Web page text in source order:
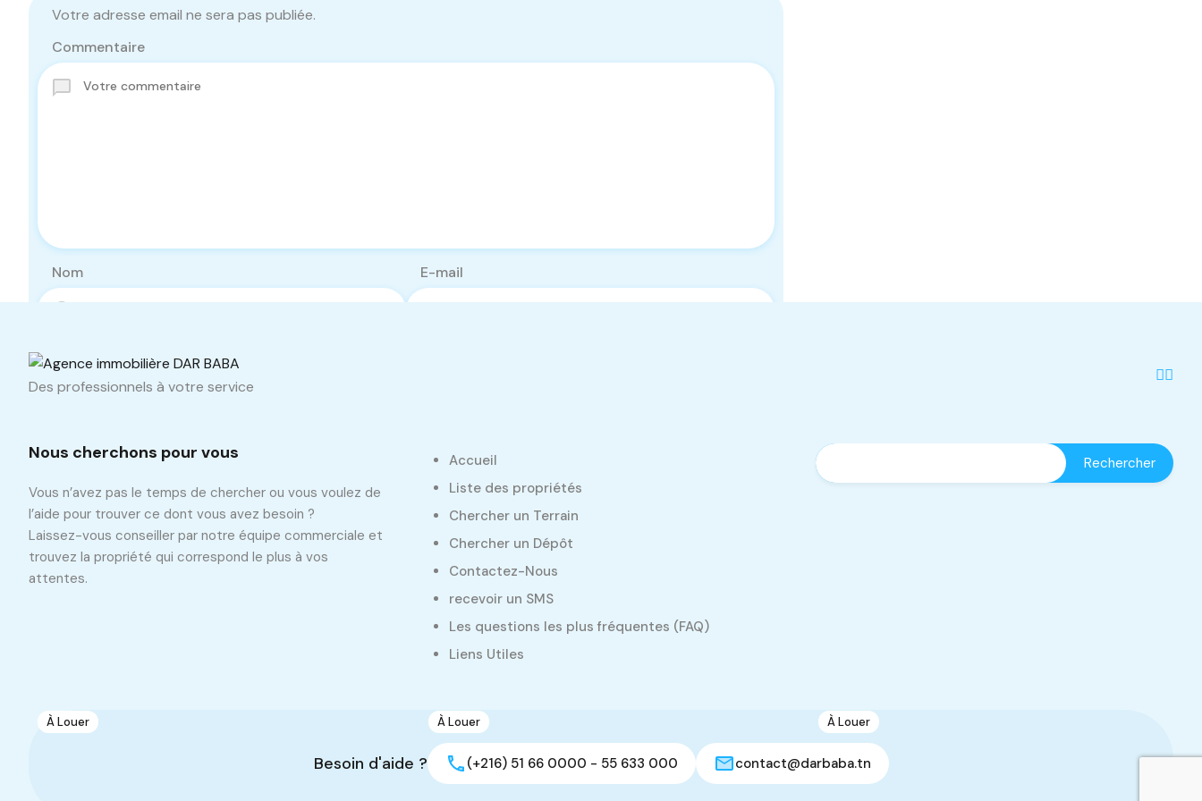
Votre adresse email ne sera pas publiée.
Commentaire
Nom E-mail
Téléphone
Même Statut (Vente/Location)
À Louer À Louer
Dépôt de 2400 m2
Manouba, Tunisie
À Louer
Dépôt de 750 m2
Manouba, Tunisie
Des professionnels à votre service
Nous cherchons pour vous
Vous n’avez pas le temps de chercher ou vous voulez de
l’aide pour trouver ce dont vous avez besoin ?
Laissez-vous conseiller par notre équipe commerciale et
trouvez la propriété qui correspond le plus à vos
attentes.
Accueil
Liste des propriétés
Chercher un Terrain
Chercher un Dépôt
Contactez-Nous
recevoir un SMS
Les questions les plus fréquentes (FAQ)
Liens Utiles
Besoin d'aide ? (+216) 51 66 0000 - 55 633 000 contact@darbaba.tn